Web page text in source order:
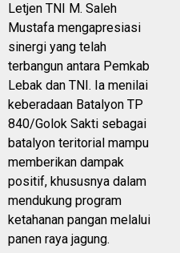
Letjen TNI M. Saleh
Mustafa mengapresiasi
sinergi yang telah
terbangun antara Pemkab
Lebak dan TNI. Ia menilai
keberadaan Batalyon TP
840/Golok Sakti sebagai
batalyon teritorial mampu
memberikan dampak
positif, khususnya dalam
mendukung program
ketahanan pangan melalui
panen raya jagung.